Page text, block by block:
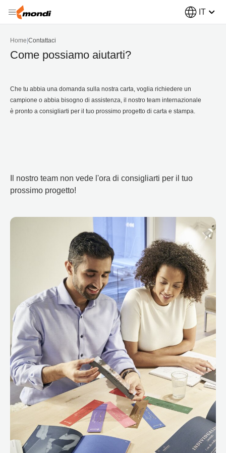
IT
Home Contattaci
Come possiamo aiutarti?
Che tu abbia una domanda sulla nostra carta, voglia richiedere un
campione o abbia bisogno di assistenza, il nostro team internazionale
è pronto a consigliarti per il tuo prossimo progetto di carta e stampa.
Il nostro team non vede l'ora di consigliarti per il tuo
prossimo progetto!